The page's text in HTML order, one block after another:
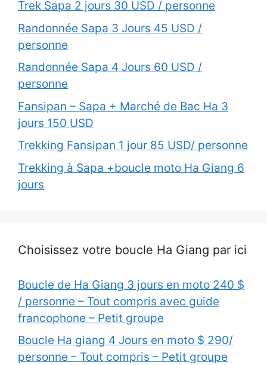
Trek Sapa 2 jours 30 USD / personne
Randonnée Sapa 3 Jours 45 USD /
personne
Randonnée Sapa 4 Jours 60 USD /
personne
Fansipan – Sapa + Marché de Bac Ha 3
jours 150 USD
Trekking Fansipan 1 jour 85 USD/ personne
Trekking à Sapa +boucle moto Ha Giang 6
jours
Choisissez votre boucle Ha Giang par ici
Boucle de Ha Giang 3 jours en moto 240 $
/ personne – Tout compris avec guide
francophone – Petit groupe
Boucle Ha giang 4 Jours en moto $ 290/
personne – Tout compris – Petit groupe